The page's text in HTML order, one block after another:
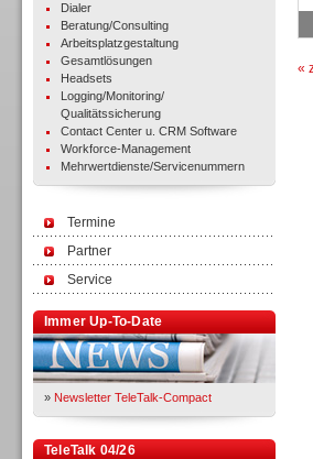
Dialer
Beratung/Consulting
Arbeitsplatzgestaltung
Gesamtlösungen
Headsets
Logging/Monitoring/
Qualitätssicherung
Contact Center u. CRM Software
Workforce-Management
Mehrwertdienste/Servicenummern
Termine
Partner
Service
Immer Up-To-Date
» Newsletter TeleTalk-Compact
TeleTalk 04/26
«